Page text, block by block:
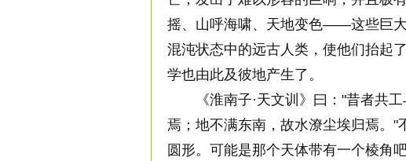
摇、山呼海啸、天地变色——这些巨
混沌状态中的远古人类，使他们抬起
学也由此及彼地产生了。
《淮南子·天文训》曰："昔者共工
焉；地不满东南，故水潦尘埃归焉。
圆形。可能是那个天体带有一个棱角